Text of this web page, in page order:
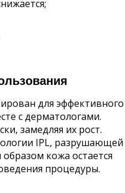
для эффективного
с дерматологами.
замедляя их рост.
IPL, разрушающей
кожа остается
процедуры.